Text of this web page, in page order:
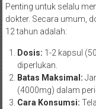
Penting untuk selalu
dokter. Secara umum,
12 tahun adalah:
Dosis: 1-2 kapsul
diperlukan.
Batas Maksimal:
(4000mg) dalam
Cara Konsumsi: